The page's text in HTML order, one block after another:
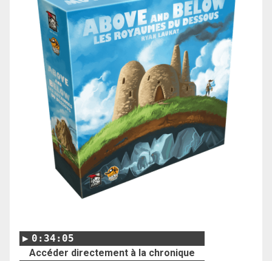
0:34:05
Accéder directement à la chronique